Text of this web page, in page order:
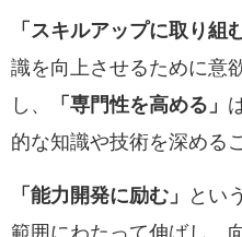
「スキルアップに取り組
識を向上させるために意
し、
「専門性を高める」
的な知識や技術を深める
「能力開発に励む」
とい
範囲にわたって伸ばし、